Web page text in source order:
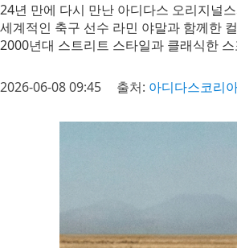
24년 만에 다시 만난 아디다스 오리지널
세계적인 축구 선수 라민 야말과 함께한
2000년대 스트리트 스타일과 클래식한
2026-06-08 09:45 출처: 아디다스코리